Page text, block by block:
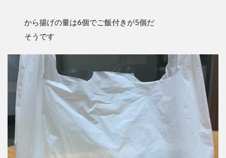
から揚げの量は6個でご飯付きが5個だ
そうです